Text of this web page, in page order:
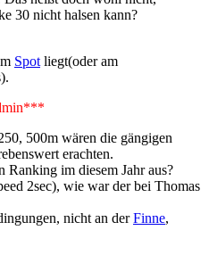
30 nicht halsen kann?
Spot liegt(oder am
500m wären die gängigen
erachten.
Ranking im diesem Jahr aus?
2sec), wie war der bei Thomas
nicht an derFinne,